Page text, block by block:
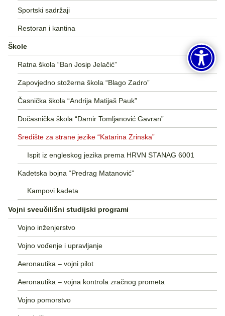
Sportski sadržaji
Restoran i kantina
Škole
Ratna škola “Ban Josip Jelačić”
Zapovjedno stožerna škola “Blago Zadro”
Časnička škola “Andrija Matijaš Pauk”
Dočasnička škola “Damir Tomljanović Gavran”
Središte za strane jezike “Katarina Zrinska”
Ispit iz engleskog jezika prema HRVN STANAG 6001
Kadetska bojna “Predrag Matanović”
Kampovi kadeta
Vojni sveučilišni studijski programi
Vojno inženjerstvo
Vojno vođenje i upravljanje
Aeronautika – vojni pilot
Aeronautika – vojna kontrola zračnog prometa
Vojno pomorstvo